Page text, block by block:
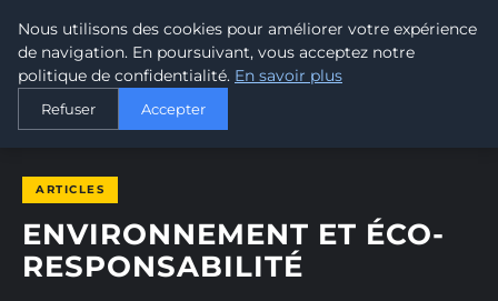
MALTA CLIMATE
ACCUEIL ENVIRONNEMENT ET ÉCO-RESPONSABILITÉ
ARTICLES
ENVIRONNEMENT ET ÉCO-
RESPONSABILITÉ
Nous utilisons des cookies pour améliorer votre expérience
de navigation. En poursuivant, vous acceptez notre
politique de confidentialité. En savoir plus
Refuser Accepter